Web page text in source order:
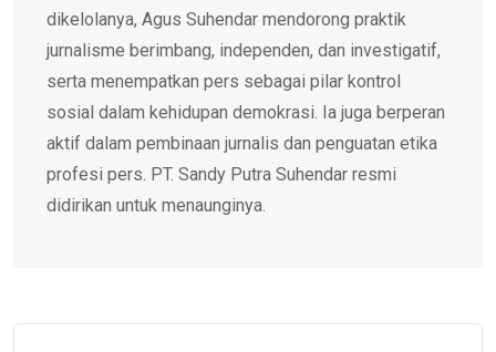
dikelolanya, Agus Suhendar mendorong praktik
jurnalisme berimbang, independen, dan investigatif,
serta menempatkan pers sebagai pilar kontrol
sosial dalam kehidupan demokrasi. Ia juga berperan
aktif dalam pembinaan jurnalis dan penguatan etika
profesi pers. PT. Sandy Putra Suhendar resmi
didirikan untuk menaunginya.